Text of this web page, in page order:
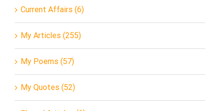
Current Affairs (6)
My Articles (255)
My Poems (57)
My Quotes (52)